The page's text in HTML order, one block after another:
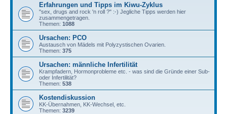
Erfahrungen und Tipps im Kiwu-Zyklus
"sex, drugs and rock 'n roll ?" :-) Jegliche Tipps werden hier
zusammengetragen.
Themen: 1088
Ursachen: PCO
Austausch von Mädels mit Polyzystischen Ovarien.
Themen: 375
Ursachen: männliche Infertilität
Krampfadern, Hormonprobleme etc. - was sind die Gründe einer Sub-
oder Infertilität?
Themen: 538
Kostendiskussion
KK-Übernahmen, KK-Wechsel, etc.
Themen: 3239